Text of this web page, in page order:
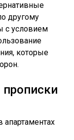
другому
с условием
которые